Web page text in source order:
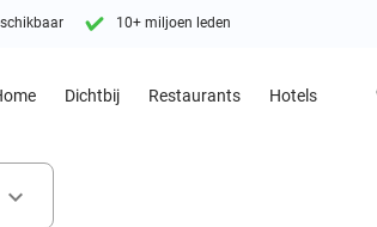
10+ miljoen leden
Dichtbij Restaurants Hotels
keyboard_arrow_down